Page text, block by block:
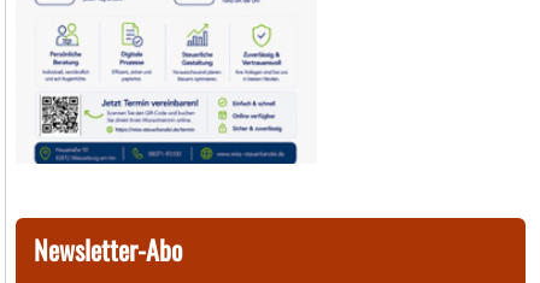
Newsletter-Abo